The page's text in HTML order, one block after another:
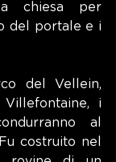
chiesa per
del portale e i
del Vellein,
i
al
costruito nel